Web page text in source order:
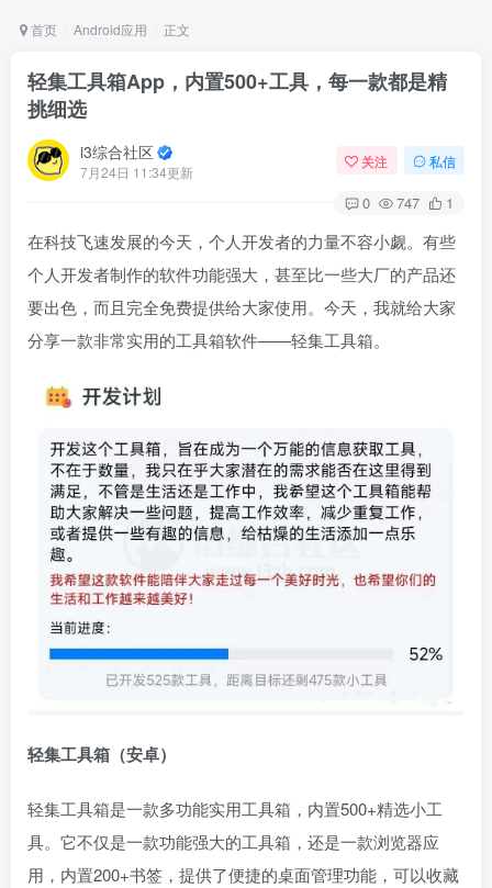
首页 Android应用 正文
轻集工具箱App，内置500+工具，每一款都是精
挑细选
i3综合社区
7月24日 11:34更新
关注 私信
0 747 1
在科技飞速发展的今天，个人开发者的力量不容小觑。有些
个人开发者制作的软件功能强大，甚至比一些大厂的产品还
要出色，而且完全免费提供给大家使用。今天，我就给大家
分享一款非常实用的工具箱软件——轻集工具箱。
轻集工具箱（安卓）
轻集工具箱是一款多功能实用工具箱，内置500+精选小工
具。它不仅是一款功能强大的工具箱，还是一款浏览器应
用，内置200+书签，提供了便捷的桌面管理功能，可以收藏